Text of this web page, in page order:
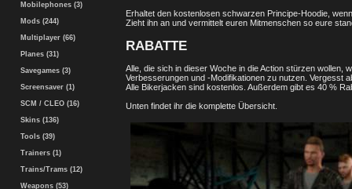
Mobilephones (3)
Mods (244)
Multiplayer (66)
Planes (31)
Savegames (3)
Screensaver (1)
SCM / CLEO (16)
Skins (136)
Tools (39)
Trainers (1)
Trains/Trams (12)
Weapons (53)
Erhaltet den kostenlosen schwarzen Principe-Hoodie,
Zieht ihn an und vermittelt euren Mitmenschen so eure
RABATTE
Alle, die sich in dieser Woche in die Action stürzen wollen,
Verbesserungen und -Modifikationen zu nutzen. Vergesst
Alle Bikerjacken sind kostenlos. Außerdem gibt es 40 %
Unten findet ihr die komplette Übersicht.